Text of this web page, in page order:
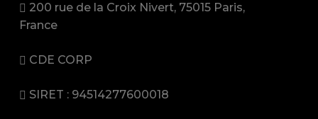
200 rue de la Croix Nivert, 75015 Paris,
France
CDE CORP
SIRET : 94514277600018